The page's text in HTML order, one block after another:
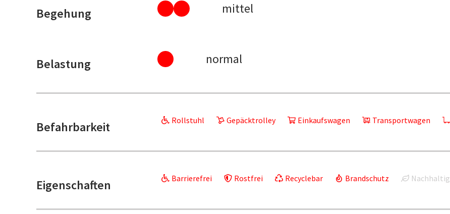
Begehung mittel
Belastung normal
Befahrbarkeit Rollstuhl Gepäcktrolley Einkaufswagen Transportwagen
Eigenschaften Barrierefrei Rostfrei Recyclebar Brandschutz Nachhaltig